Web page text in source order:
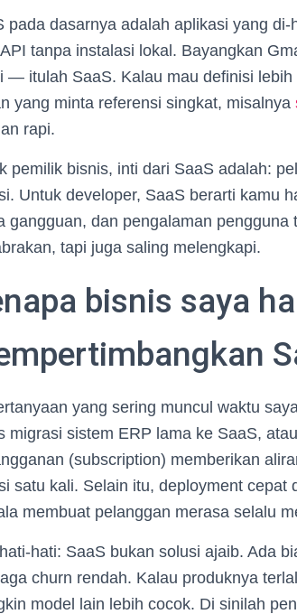
pada dasarnya adalah aplikasi yang
tanpa instalasi lokal. Bayangkan
— itulah SaaS. Kalau mau definisi
yang minta referensi singkat, misalnya
rapi.
pemilik bisnis, inti dari SaaS adalah:
Untuk developer, SaaS berarti kamu
gangguan, dan pengalaman
tapi juga saling melengkapi.
bisnis saya
yang sering muncul waktu
migrasi sistem ERP lama ke SaaS,
(subscription) memberikan
satu kali. Selain itu, deployment
membuat pelanggan merasa selalu
hati: SaaS bukan solusi ajaib. Ada
churn rendah. Kalau produknya
model lain lebih cocok. Di sinilah